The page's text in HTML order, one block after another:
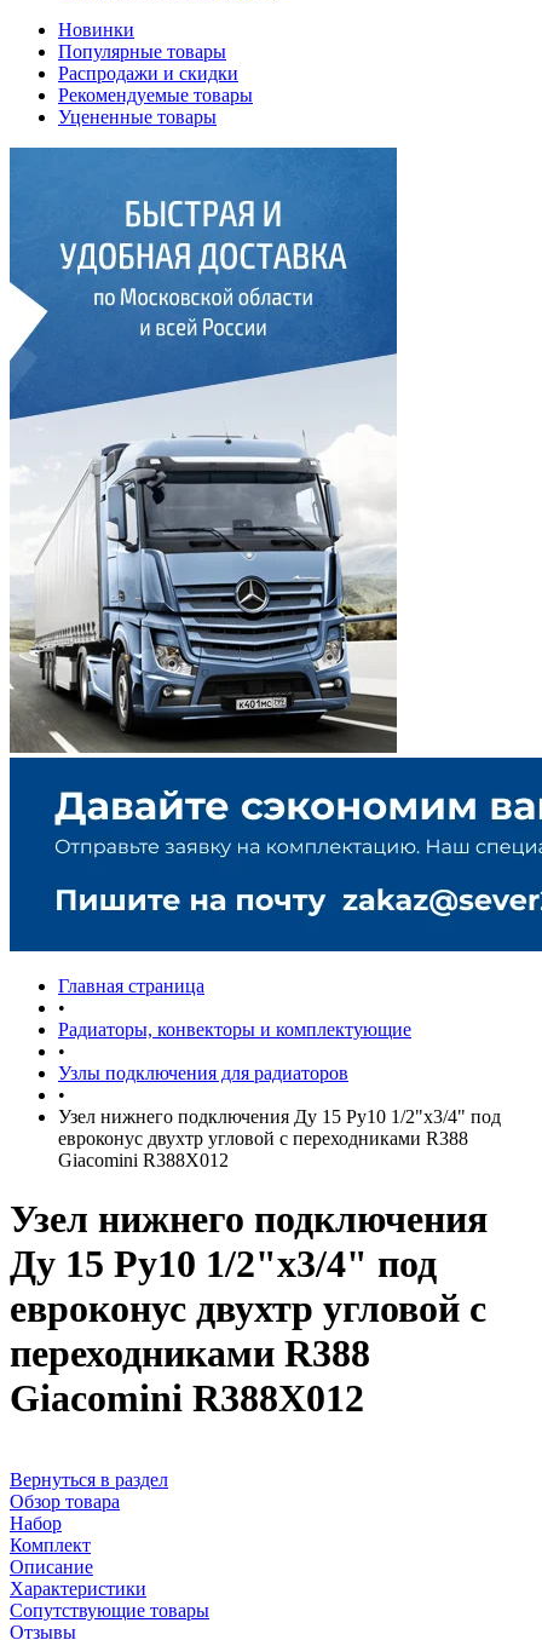
Новинки
Популярные товары
Распродажи и скидки
Рекомендуемые товары
Уцененные товары
Главная страница
•
Радиаторы, конвекторы и комплектующие
•
Узлы подключения для радиаторов
•
Узел нижнего подключения Ду 15 Ру10 1/2"x3/4" под
евроконус двухтр угловой с переходниками R388
Giacomini R388X012
Узел нижнего подключения
Ду 15 Ру10 1/2"x3/4" под
евроконус двухтр угловой с
переходниками R388
Giacomini R388X012
Вернуться в раздел
Обзор товара
Набор
Комплект
Описание
Характеристики
Сопутствующие товары
Отзывы